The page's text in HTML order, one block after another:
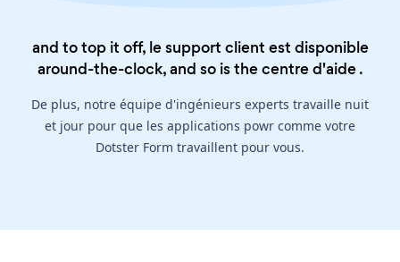
and to top it off, le support client est disponible
around-the-clock, and so is thecentre d'aide.
De plus, notre équipe d'ingénieurs experts travaille nuit
et jour pour que les applications powr comme votre
Dotster Form travaillent pour vous.